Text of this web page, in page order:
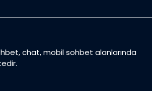
chat, mobil sohbet alanlarında